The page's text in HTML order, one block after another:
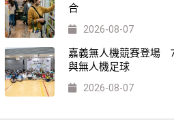
合
2026-08-07
嘉義無人機競賽登場
與無人機足球
2026-08-07